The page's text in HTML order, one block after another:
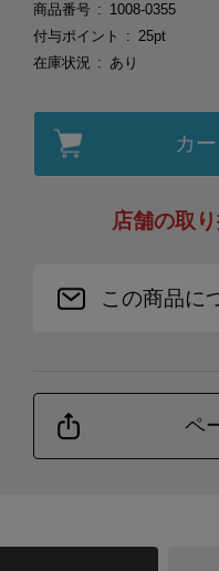
商品番号
1008-0355
付与ポイント
25pt
在庫状況
あり
カ
店舗の取
この商品に
ペ